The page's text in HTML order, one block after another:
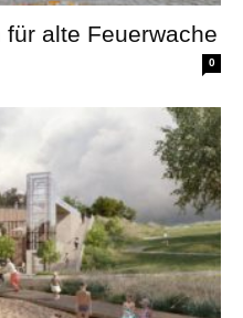
alte Feuerwache
0